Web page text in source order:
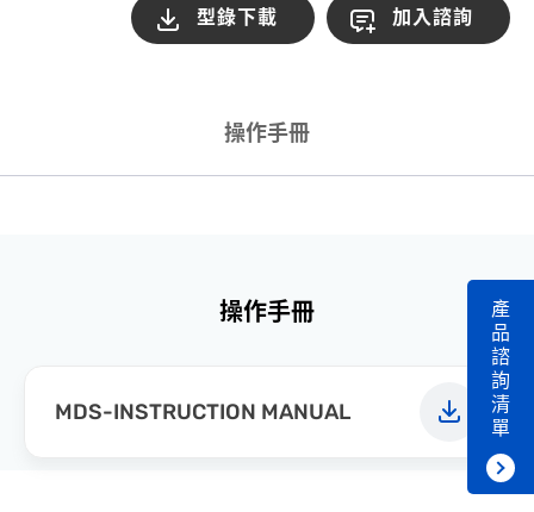
型錄下載 加入諮詢
操作手冊
操作手冊
MDS-INSTRUCTION MANUAL
產
品
諮
詢
清
單